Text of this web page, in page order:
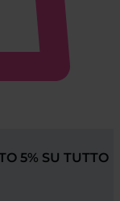
5% SU TUTTO